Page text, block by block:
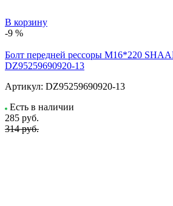
В корзину
-9 %
Болт передней рессоры М16*220
DZ95259690920-13
Артикул: DZ95259690920-13
Есть в наличии
285 руб.
314 руб.